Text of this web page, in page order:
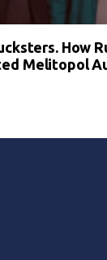
How
Melitopol